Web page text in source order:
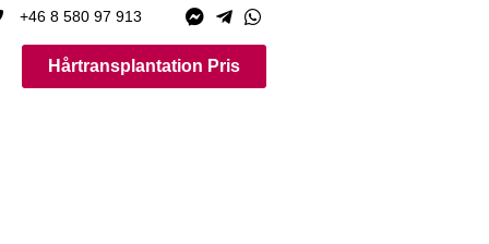
+46 8 580 97 913
Hårtransplantation Pris